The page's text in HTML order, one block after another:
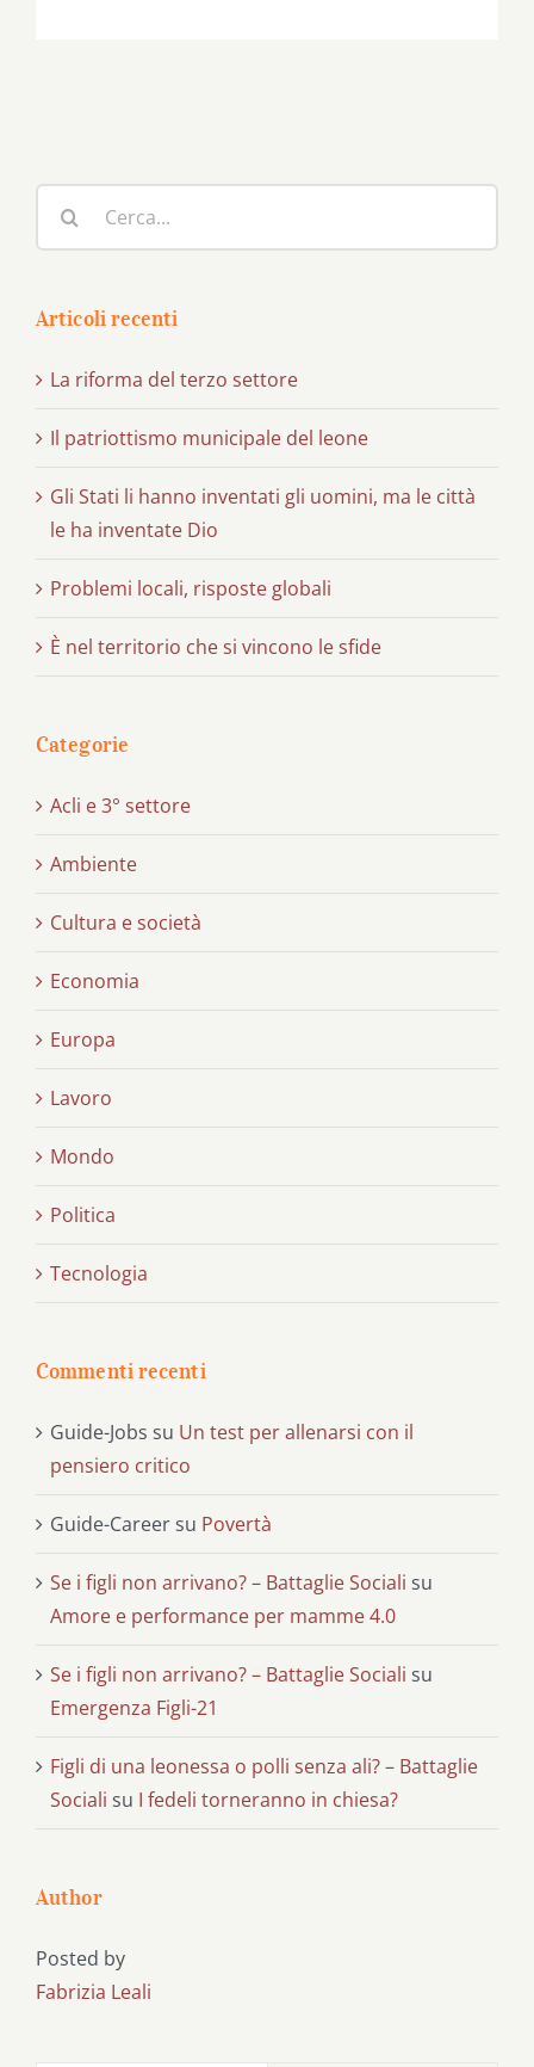
per:
Articoli recenti
La riforma del terzo settore
Il patriottismo municipale del leone
Gli Stati li hanno inventati gli uomini, ma le città
le ha inventate Dio
Problemi locali, risposte globali
È nel territorio che si vincono le sfide
Categorie
Acli e 3° settore
Ambiente
Cultura e società
Economia
Europa
Lavoro
Mondo
Politica
Tecnologia
Commenti recenti
Guide-Jobs su Un test per allenarsi con il
pensiero critico
Guide-Career su Povertà
Se i figli non arrivano? – Battaglie Sociali su
Amore e performance per mamme 4.0
Se i figli non arrivano? – Battaglie Sociali su
Emergenza Figli-21
Figli di una leonessa o polli senza ali? – Battaglie
Sociali su I fedeli torneranno in chiesa?
Author
Posted by
Fabrizia Leali